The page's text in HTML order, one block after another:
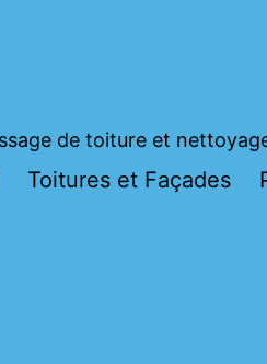
de toiture et
Toitures et Façades